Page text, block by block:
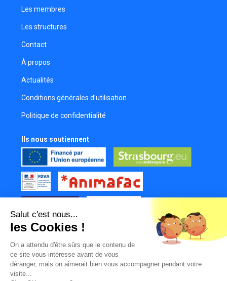
Les membres
Les structures
Contact
À propos
Actualités
Conditions générales d'utilisation
Politique de confidentialité
Ils nous soutiennent
Tous nos partenaires
Mur des contributeurs
Salut c'est nous...
les Cookies !
On a attendu d'être sûrs que le contenu de
ce site vous intéresse avant de vous
déranger, mais on aimerait bien vous accompagner pendant votre
visite...